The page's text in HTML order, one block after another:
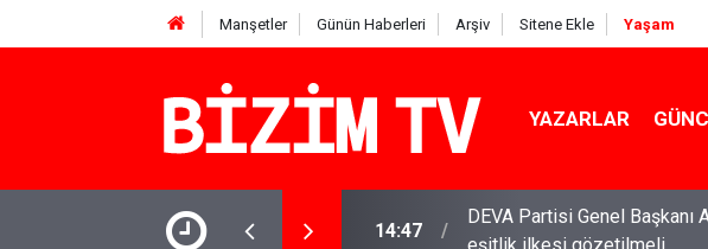
Manşetler Günün Haberleri Arşiv Sitene Ekle Yaşam
YAZARLAR
DEVA Partisi Genel Başkanı
eşitlik ilkesi gözetilmeli
11:51
YENİ Parti Genel Başkanı